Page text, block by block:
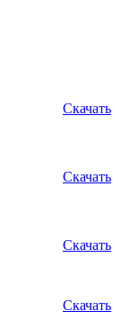
Скачать
Скачать
Скачать
Скачать